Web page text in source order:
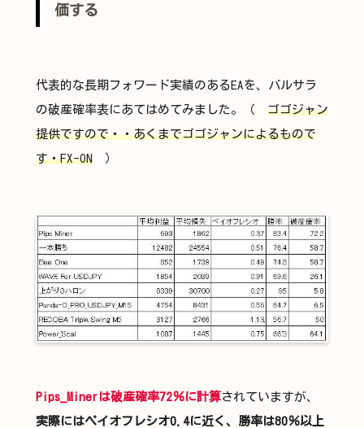
価する
代表的な長期フォワード実績のあるEAを、バルサラ
の破産確率表にあてはめてみました。（ ゴゴジャン
提供ですので・・あくまでゴゴジャンによるもので
す・FX-ON ）
Pips_Minerは破産確率72％に計算されていますが、
実際にはペイオフレシオ0.4に近く、勝率は80％以上